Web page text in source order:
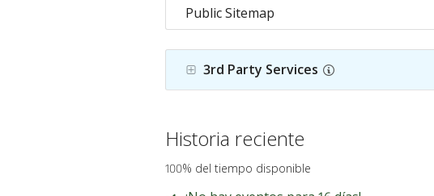
Public Sitemap
3rd Party Services
Historia reciente
100% del tiempo disponible